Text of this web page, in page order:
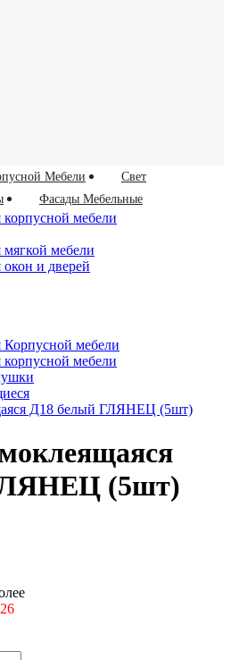
Мебели
Свет
Фасады Мебельные
мебели
мебели
и дверей
мебели
мебели
Д18 белый ГЛЯНЕЦ (5шт)
(5шт)